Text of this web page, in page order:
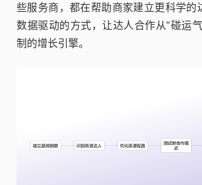
些服务商，都在帮助商家建立更科学的
数据驱动的方式，让达人合作从”碰运
制的增长引擎。